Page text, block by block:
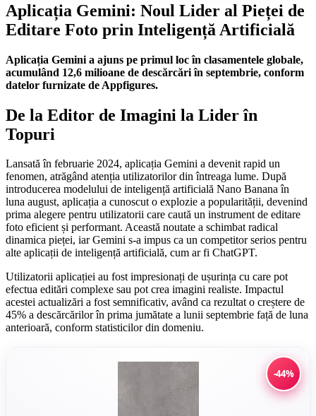
Aplicația Gemini: Noul Lider al Pieței de
Editare Foto prin Inteligență Artificială
Aplicația Gemini a ajuns pe primul loc în clasamentele globale,
acumulând 12,6 milioane de descărcări în septembrie, conform
datelor furnizate de Appfigures.
De la Editor de Imagini la Lider în
Topuri
Lansată în februarie 2024, aplicația Gemini a devenit rapid un
fenomen, atrăgând atenția utilizatorilor din întreaga lume. După
introducerea modelului de inteligență artificială Nano Banana în
luna august, aplicația a cunoscut o explozie a popularității, devenind
prima alegere pentru utilizatorii care caută un instrument de editare
foto eficient și performant. Această noutate a schimbat radical
dinamica pieței, iar Gemini s-a impus ca un competitor serios pentru
alte aplicații de inteligență artificială, cum ar fi ChatGPT.
Utilizatorii aplicației au fost impresionați de ușurința cu care pot
efectua editări complexe sau pot crea imagini realiste. Impactul
acestei actualizări a fost semnificativ, având ca rezultat o creștere de
45% a descărcărilor în prima jumătate a lunii septembrie față de luna
anterioară, conform statisticilor din domeniu.
-44%